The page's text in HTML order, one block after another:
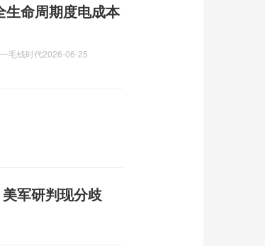
生命周期度电成本
毛钱时代2026-06-25
军研判现分歧